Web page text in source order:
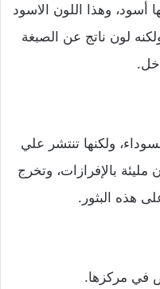
أسود، وهذا اللون الاسود
لون ناتج عن الصبغة
ولكنها تنتشر علي
بالإفرازات، وتخرج
هذه البثور.
في مركزها.